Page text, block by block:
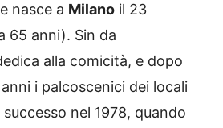
nasce a Milano il 23
65 anni). Sin da
alla comicità, e dopo
i palcoscenici dei locali
nel 1978, quando